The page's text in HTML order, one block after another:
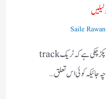
Saile Rawan
مسلمانوں میں روایت پسندی اس قدر جڑ پکڑ چکی ہےکہ ٹریک track
جائیکہ کوئی اس تعلق…